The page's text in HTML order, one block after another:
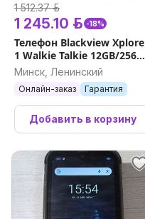
1 512.37 р.
1 245.10 р. -18%
Телефон Blackview Xplore
1 Walkie Talkie 12GB/256GB
(черный)
Минск, Ленинский
Онлайн-заказ Гарантия
Добавить в корзину